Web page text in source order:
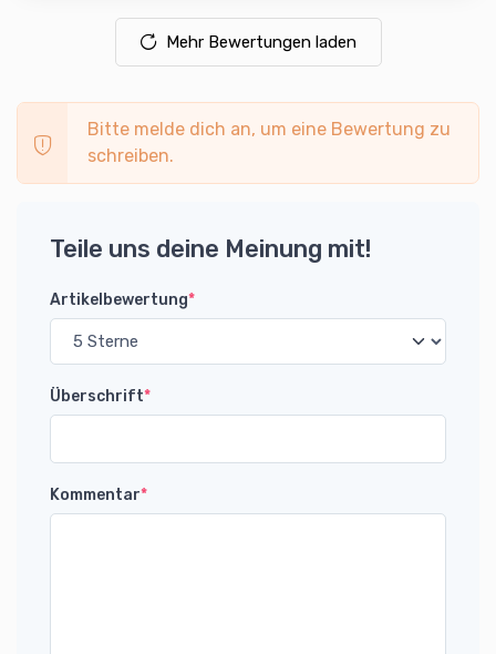
Mehr Bewertungen laden
Bitte melde dich an, um eine Bewertung zu
schreiben.
Teile uns deine Meinung mit!
Artikelbewertung*
Überschrift*
Kommentar*